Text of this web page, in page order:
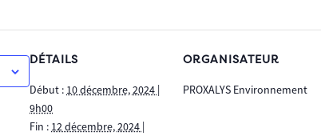
DÉTAILS
Début : 10 décembre, 2024 |
9h00
Fin : 12 décembre, 2024 |
ORGANISATEUR
PROXALYS Environnement